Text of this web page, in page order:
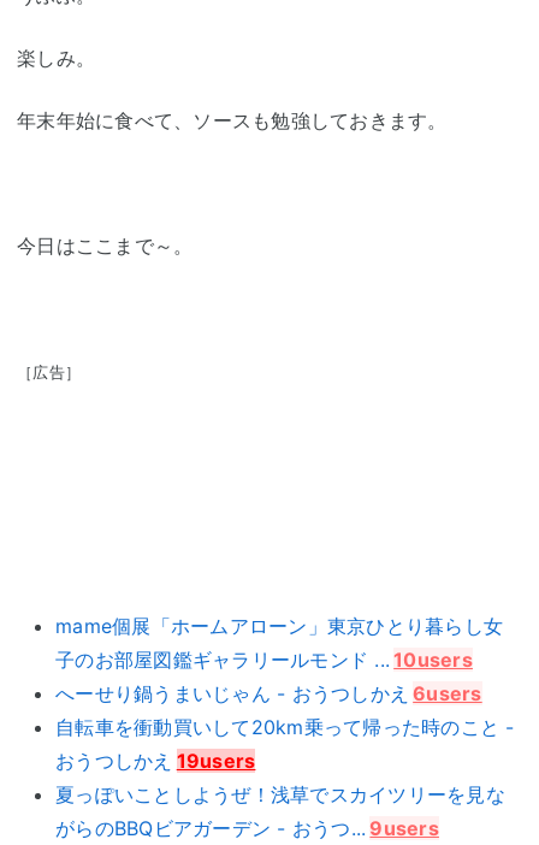
楽しみ。
年末年始に食べて、ソースも勉強しておきます。
今日はここまで～。
［広告］
mame個展「ホームアローン」東京ひとり暮らし女
子のお部屋図鑑ギャラリールモンド ... 10users
へーせり鍋うまいじゃん - おうつしかえ 6users
自転車を衝動買いして20km乗って帰った時のこと -
おうつしかえ 19users
夏っぽいことしようぜ！浅草でスカイツリーを見な
がらのBBQビアガーデン - おうつ... 9users